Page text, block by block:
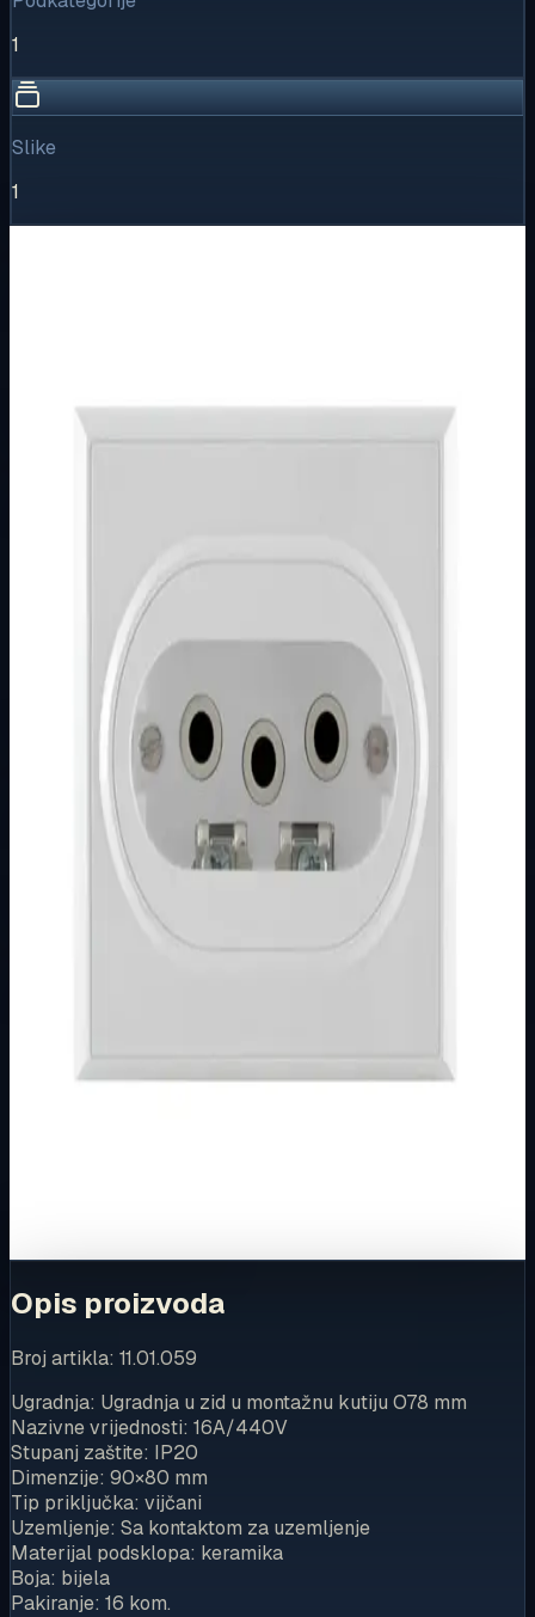
1
Slike
1
PODŽBUKNI PROGRAM
PodkategorijaPREMIJER +
Način prikaza
Prezentacijski prikaz bez cijena, košarice, zaliha i
Kratak pregled
Broj artikla: 11.01.059 Ugradnja: Ugradnja u zid u montažnu
kutiju O78 mm Nazivne vrijednosti: 16A/440V Stupanj
zaštite: IP20 Dimenzije: 90&…
Dostupno za kupnju u internetskoj trgovini Živić-
Opis proizvoda
Broj artikla: 11.01.059
Ugradnja: Ugradnja u zid u montažnu kutiju O78 mm
Nazivne vrijednosti: 16A/440V
Stupanj zaštite: IP20
Dimenzije: 90×80 mm
Tip priključka: vijčani
Uzemljenje: Sa kontaktom za uzemljenje
Materijal podsklopa: keramika
Boja: bijela
Pakiranje: 16 kom.